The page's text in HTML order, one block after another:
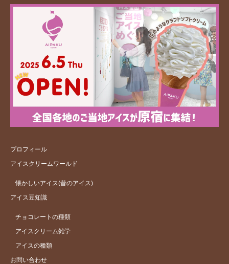
プロフィール
アイスクリームワールド
懐かしいアイス(昔のアイス)
アイス豆知識
チョコレートの種類
アイスクリーム雑学
アイスの種類
お問い合わせ